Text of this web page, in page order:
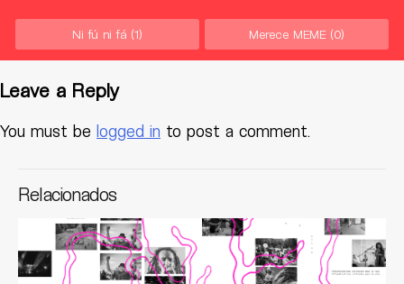
Ni fú ni fá (1) Merece MEME (0)
Leave a Reply
You must be logged in to post a comment.
Relacionados